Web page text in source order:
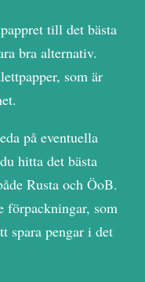
till det bästa
bra alternativ.
som är
på eventuella
hitta det bästa
Rusta och ÖoB.
förpackningar, som
spara pengar i det